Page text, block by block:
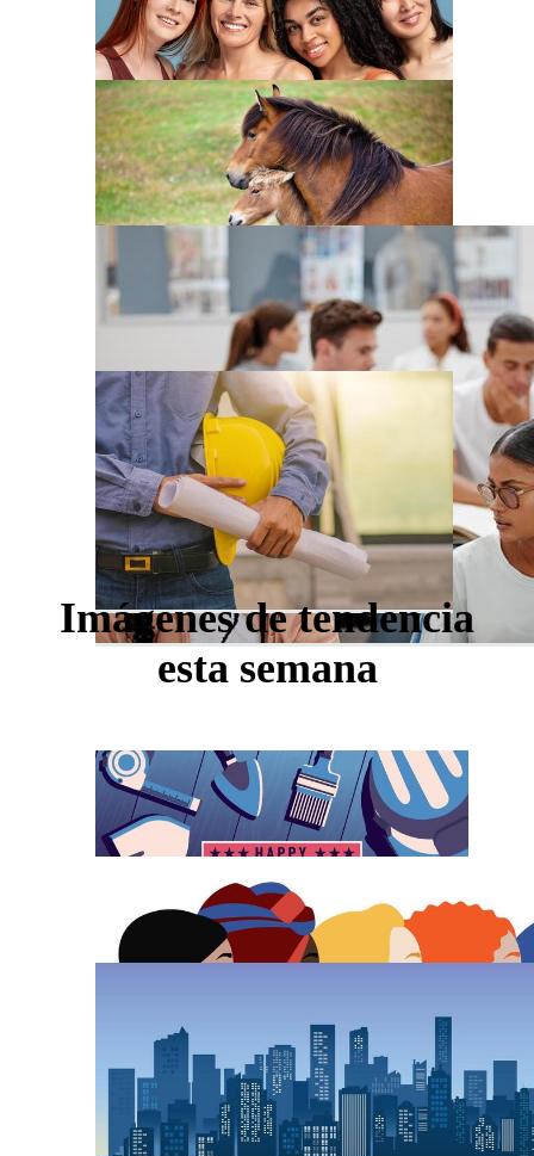
Imágenes de tendencia
esta semana